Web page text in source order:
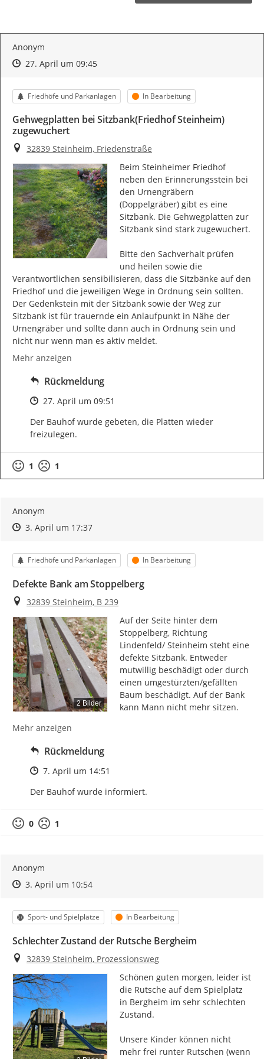
Anonym
Zeitpunkt des Erstellens
Zeitpunkt des Erstellens
27. April um 09:45Zur Äußerung
Kategorie
Friedhöfe und Parkanlagen Status
In Bearbeitung
Gehwegplatten bei Sitzbank(Friedhof Steinheim)
zugewuchert
Ort
32839 Steinheim, Friedenstraße
Beim Steinheimer Friedhof
neben den Erinnerungsstein bei
den Urnengräbern
(Doppelgräber) gibt es eine
Sitzbank. Die Gehwegplatten zur
Sitzbank sind stark zugewuchert.
Bitte den Sachverhalt prüfen
und heilen sowie die
Verantwortlichen sensibilisieren, dass die Sitzbänke auf den
Friedhof und die jeweiligen Wege in Ordnung sein sollten.
Der Gedenkstein mit der Sitzbank sowie der Weg zur
Sitzbank ist für trauernde ein Anlaufpunkt in Nähe der
Urnengräber und sollte dann auch in Ordnung sein und
nicht nur wenn man es aktiv meldet.
Mehr anzeigen
Rückmeldung
Zeitpunkt des Erstellens
27. April um 09:51
Der Bauhof wurde gebeten, die Platten wieder
freizulegen.
1 1
Anonym
Zeitpunkt des Erstellens
Zeitpunkt des Erstellens
3. April um 17:37Zur Äußerung
Kategorie
Friedhöfe und Parkanlagen Status
In Bearbeitung
Defekte Bank am Stoppelberg
Ort
32839 Steinheim, B 239
2 Bilder
Auf der Seite hinter dem
Stoppelberg, Richtung
Lindenfeld/ Steinheim steht eine
defekte Sitzbank. Entweder
mutwillig beschädigt oder durch
einen umgestürzten/gefällten
Baum beschädigt. Auf der Bank
kann Mann nicht mehr sitzen.
Mehr anzeigen
Rückmeldung
Zeitpunkt des Erstellens
7. April um 14:51
Der Bauhof wurde informiert.
0 1
Anonym
Zeitpunkt des Erstellens
Zeitpunkt des Erstellens
3. April um 10:54Zur Äußerung
Kategorie
Sport- und Spielplätze Status
In Bearbeitung
Schlechter Zustand der Rutsche Bergheim
Ort
32839 Steinheim, Prozessionsweg
Schönen guten morgen, leider ist
die Rutsche auf dem Spielplatz
in Bergheim im sehr schlechten
Zustand.
Unsere Kinder können nicht
mehr frei runter Rutschen (wenn